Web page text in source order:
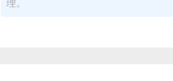
理。